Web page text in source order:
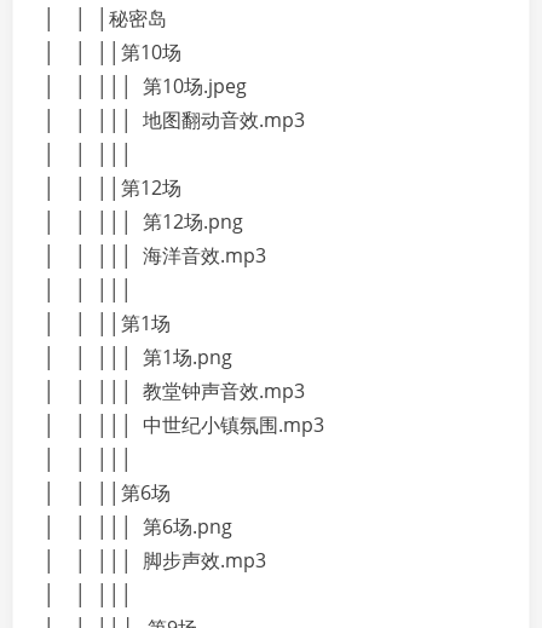
│ │ │秘密岛
│ │ ││第10场
│ │ │││ 第10场.jpeg
│ │ │││ 地图翻动音效.mp3
│ │ ││第12场
│ │ │││ 第12场.png
│ │ │││ 海洋音效.mp3
│ │ ││第1场
│ │ │││ 第1场.png
│ │ │││ 教堂钟声音效.mp3
│ │ │││ 中世纪小镇氛围.mp3
│ │ ││第6场
│ │ │││ 第6场.png
│ │ │││ 脚步声效.mp3